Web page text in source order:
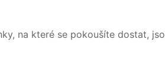
na které se pokoušíte dostat,